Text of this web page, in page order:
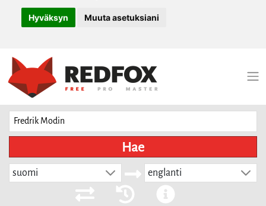
Hyväksyn Muuta asetuksiani
Hae
suomi englanti